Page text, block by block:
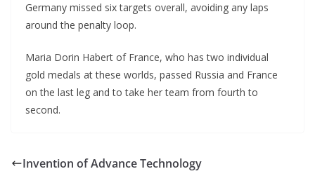
Germany missed six targets overall, avoiding any laps
around the penalty loop.
Maria Dorin Habert of France, who has two individual
gold medals at these worlds, passed Russia and France
on the last leg and to take her team from fourth to
second.
Invention of Advance Technology